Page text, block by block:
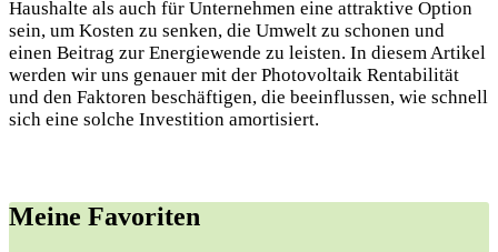
Haushalte als auch für Unternehmen eine attraktive Option
sein, um Kosten zu senken, die Umwelt zu schonen und
einen Beitrag zur Energiewende zu leisten. In diesem Artikel
werden wir uns genauer mit der Photovoltaik Rentabilität
und den Faktoren beschäftigen, die beeinflussen, wie schnell
sich eine solche Investition amortisiert.
Meine Favoriten